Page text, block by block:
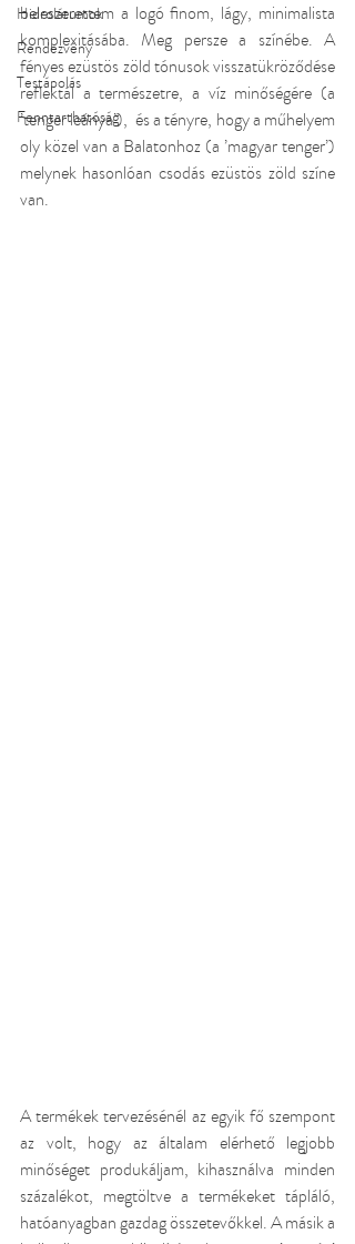
Hidrolátumok
Rendezvény
Testápolás
Fenntarthatóság
beleszerettem a logó finom, lágy, minimalista
komplexitásába. Meg persze a színébe. A
fényes ezüstös zöld tónusok visszatükröződése
reflektál a természetre, a víz minőségére (a
’tenger leánya’),  és a tényre, hogy a műhelyem
oly közel van a Balatonhoz (a ’magyar tenger’)
melynek hasonlóan csodás ezüstös zöld színe
van.
A termékek tervezésénél az egyik fő szempont
az volt, hogy az általam elérhető legjobb
minőséget produkáljam, kihasználva minden
százalékot, megtöltve a termékeket tápláló,
hatóanyagban gazdag összetevőkkel. A másik a